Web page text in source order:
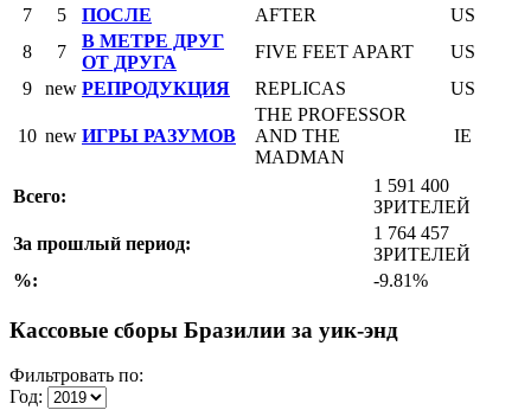
7
5 ПОСЛЕ AFTER
US
8
7
В МЕТРЕ ДРУГ
ОТ ДРУГА
FIVE FEET APART
US
9
new РЕПРОДУКЦИЯ REPLICAS US
10 new ИГРЫ РАЗУМОВ
THE PROFESSOR
AND THE
MADMAN
IE
Всего:
1 591 400
ЗРИТЕЛЕЙ
За прошлый период:
1 764 457
ЗРИТЕЛЕЙ
%:
-9.81%
Кассовые сборы Бразилии за уик-энд
Фильтровать по:
Год: